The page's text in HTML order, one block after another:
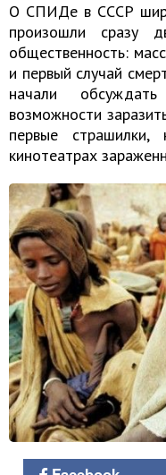
О СПИДе в СССР
произошли сразу
общественность:
и первый случай
начали
возможности
первые
кинотеатрах